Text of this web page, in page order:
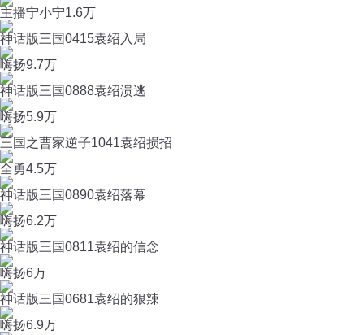
主播宁小宁1.6万
神话版三国0415袁绍入局
嗨扬9.7万
神话版三国0888袁绍溃逃
嗨扬5.9万
三国之曹家逆子1041袁绍损招
全勇4.5万
神话版三国0890袁绍落幕
嗨扬6.2万
神话版三国0811袁绍的信念
嗨扬6万
神话版三国0681袁绍的狠辣
嗨扬6.9万